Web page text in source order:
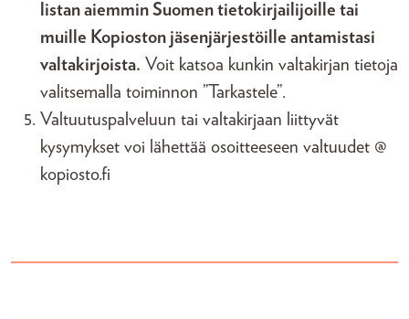
listan aiemmin Suomen tietokirjailijoille tai
muille Kopioston jäsenjärjestöille antamistasi
valtakirjoista. Voit katsoa kunkin valtakirjan tietoja
valitsemalla toiminnon ”Tarkastele”.
Valtuutuspalveluun tai valtakirjaan liittyvät
kysymykset voi lähettää osoitteeseen valtuudet @
kopiosto.fi